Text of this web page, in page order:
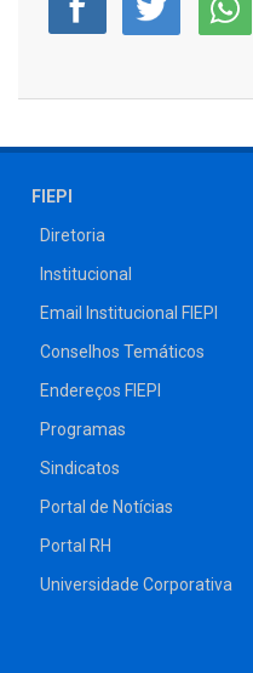
FIEPI
Diretoria
Institucional
Email Institucional FIEPI
Conselhos Temáticos
Endereços FIEPI
Programas
Sindicatos
Portal de Notícias
Portal RH
Universidade Corporativa